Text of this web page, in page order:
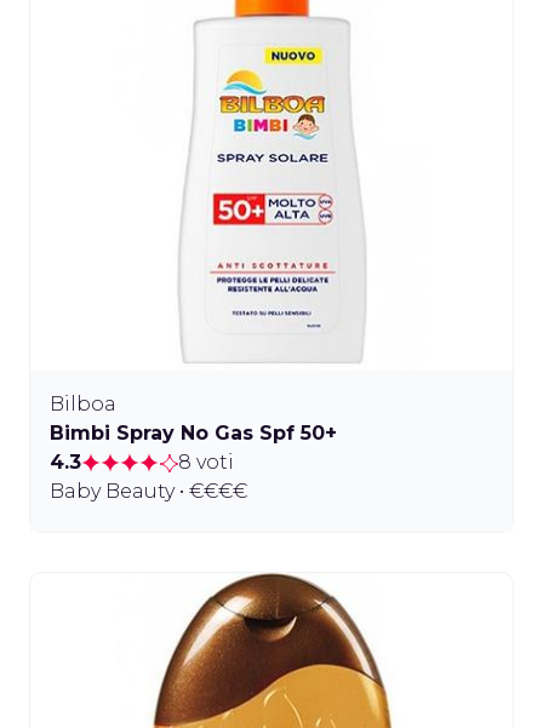
Bilboa
Bimbi Spray No Gas Spf 50+
4.3
8 voti
Baby Beauty • €€€€